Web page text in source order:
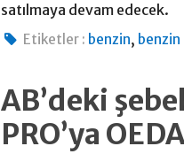
satılmaya devam edecek.
Etiketler : benzin, benzin
AB’deki
PRO’ya